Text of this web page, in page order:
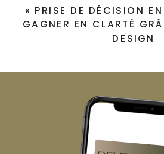
« PRISE DE DÉCISION
GAGNER EN CLARTÉ
DESIGN